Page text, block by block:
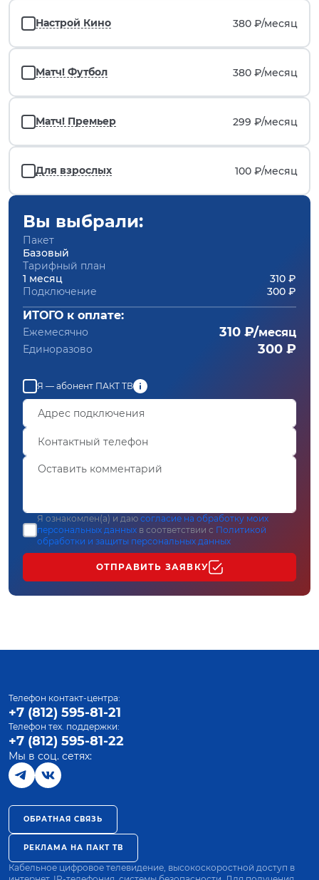
Настрой Кино 380 ₽/месяц
Матч! Футбол 380 ₽/месяц
Матч! Премьер 299 ₽/месяц
Для взрослых 100 ₽/месяц
Вы выбрали:
Пакет
Базовый
Тарифный план
1 месяц
310 ₽
Подключение
300 ₽
ИТОГО к оплате:
Ежемесячно 310 ₽/месяц
Единоразово 300 ₽
Я — абонент ПАКТ ТВ
Я ознакомлен(а) и даю согласие на обработку моих
персональных данных в соответствии с Политикой
обработки и защиты персональных данных
ОТПРАВИТЬ ЗАЯВКУ
Телефон контакт-центра:
+7 (812) 595-81-21
Телефон тех. поддержки:
+7 (812) 595-81-22
Мы в соц. сетях:
ОБРАТНАЯ СВЯЗЬ
РЕКЛАМА НА ПАКТ ТВ
Кабельное цифровое телевидение, высокоскоростной доступ в